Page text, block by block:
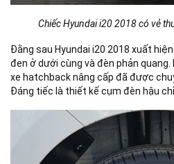
Chiếc Hyundai i20 2018 có vẻ
Đằng sau Hyundai i20 2018 xuất
đen ở dưới cùng và đèn phản quang.
xe hatchback nâng cấp đã được
Đáng tiếc là thiết kế cụm đèn hậu